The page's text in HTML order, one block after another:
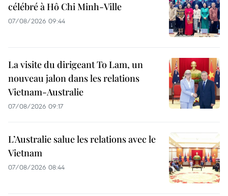
célébré à Hô Chi Minh-Ville
07/08/2026 09:44
La visite du dirigeant To Lam, un
nouveau jalon dans les relations
Vietnam-Australie
07/08/2026 09:17
L’Australie salue les relations avec le
Vietnam
07/08/2026 08:44